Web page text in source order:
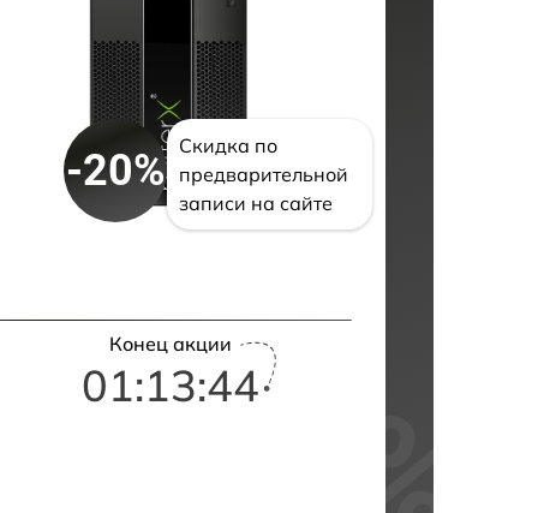
-20%
Скидка по
предварительной
записи на сайте
Конец акции
01:13:43